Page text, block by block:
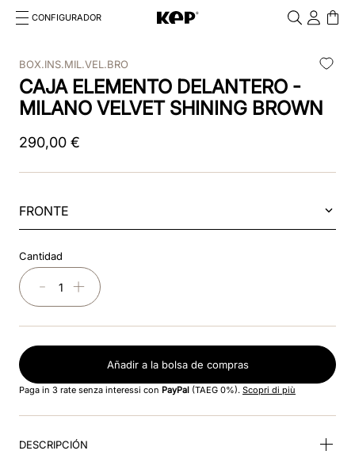
CONFIGURADOR
TÉRMINOS MÁS BUSCADOS
1.kep
2.nova
4.black
5.frontale
cascos
9.visera
BOX.INS.MIL.VEL.BRO
CAJA ELEMENTO DELANTERO -
MILANO VELVET SHINING BROWN
290,00 €
FRONTE
Cantidad
＋
－
Añadir a la bolsa de compras
Paga in 3 rate senza interessi con PayPal (TAEG 0%). Scopri di più
DESCRIPCIÓN